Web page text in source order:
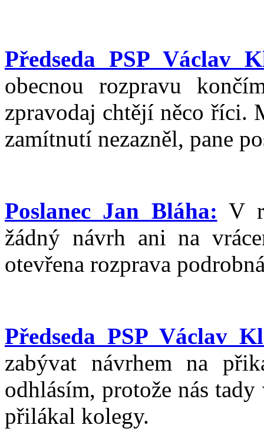
Předseda PSP Václav
obecnou rozpravu
zpravodaj chtějí něco říci.
zamítnutí nezazněl, pane
Poslanec Jan Bláha: V
žádný návrh ani na
otevřena rozprava
Předseda PSP Václav
zabývat návrhem na
odhlásím, protože nás
přilákal kolegy.